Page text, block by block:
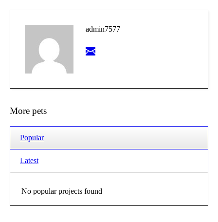
admin7577
More pets
Popular
Latest
No popular projects found